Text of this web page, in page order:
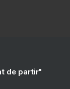
de partir"